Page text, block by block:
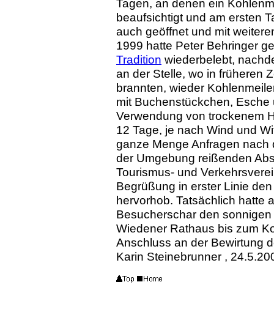
Tagen, an denen ein
beaufsichtigt und am ersten
auch geöffnet und mit
1999 hatte Peter Behringer
Tradition wiederbelebt,
an der Stelle, wo in früheren
brannten, wieder
mit Buchenstückchen,
Verwendung von trockenem
12 Tage, je nach Wind und
ganze Menge Anfragen
der Umgebung reißenden
Tourismus- und
Begrüßung in erster Linie
hervorhob. Tatsächlich hatte
Besucherschar den
Wiedener Rathaus bis zum
Anschluss an der Bewirtung
Karin Steinebrunner ,